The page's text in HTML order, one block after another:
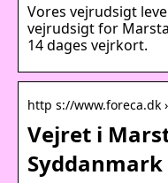
Vores vejrudsigt
vejrudsigt for
14 dages vejrkort.
http s://www.foreca.dk
Vejret i
Syddanmark